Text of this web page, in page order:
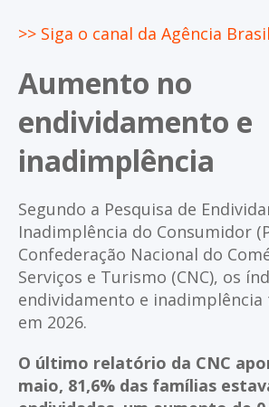
>> Siga o canal da Agência
Aumento no
endividamento e
inadimplência
Segundo a Pesquisa de
Inadimplência do Consumidor
Confederação Nacional do
Serviços e Turismo (CNC), os
endividamento e inadimplência
em 2026.
O último relatório da CNC
maio, 81,6% das famílias